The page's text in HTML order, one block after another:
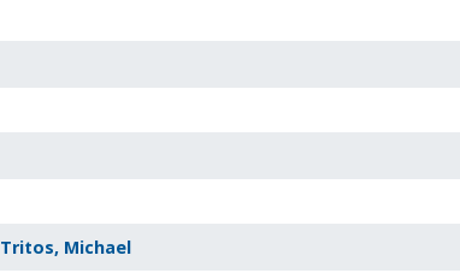
Tritos, Michael